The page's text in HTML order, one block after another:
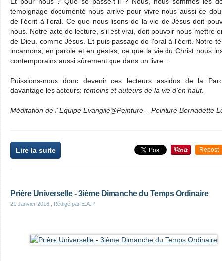
témoignage documenté nous arrive pour vivre nous aussi ce
de l'écrit à l'oral. Ce que nous lisons de la vie de Jésus doit
nous. Notre acte de lecture, s'il est vrai, doit pouvoir nous mettre
de Dieu, comme Jésus. Et puis passage de l'oral à l'écrit. Notre
incarnons, en parole et en gestes, ce que la vie du Christ nous
contemporains aussi sûrement que dans un livre...
Puissions-nous donc devenir ces lecteurs assidus de la
davantage les acteurs: témoins et auteurs de la vie d'en haut.
Méditation de l’ Equipe Evangile@Peinture – Peinture Bernadette
Lire la suite Repost
Prière Universelle - 3ième Dimanche du Temps Ordinaire
21 Janvier 2016 , Rédigé par E.A.P